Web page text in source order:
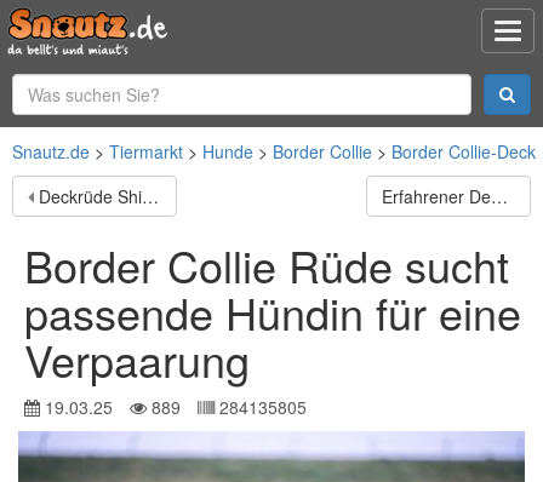
Snautz.de Tiermarkt Hunde Border Collie
Border Collie-
Deckrüde Shih-Tzu
Erfahrener Deckrüde „Jack“ steht geeigneten Hündinnen zur Verfügung
Border Collie Rüde sucht
passende Hündin für eine
Verpaarung
19.03.25 889 284135805